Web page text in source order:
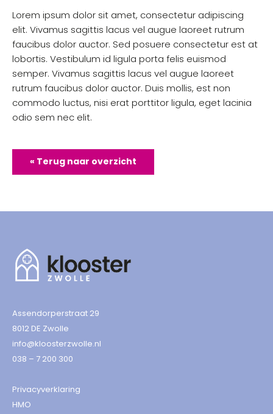
Lorem ipsum dolor sit amet, consectetur adipiscing
elit. Vivamus sagittis lacus vel augue laoreet rutrum
faucibus dolor auctor. Sed posuere consectetur est at
lobortis. Vestibulum id ligula porta felis euismod
semper. Vivamus sagittis lacus vel augue laoreet
rutrum faucibus dolor auctor. Duis mollis, est non
commodo luctus, nisi erat porttitor ligula, eget lacinia
odio sem nec elit.
« Terug naar overzicht
Assendorperstraat 29
8012 DE Zwolle
info@kloosterzwolle.nl
038 – 7 200 300
Privacyverklaring
HMO